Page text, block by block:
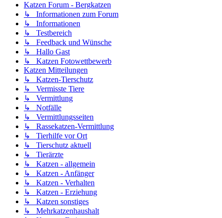
Katzen Forum - Bergkatzen
↳ Informationen zum Forum
↳ Informationen
↳ Testbereich
↳ Feedback und Wünsche
↳ Hallo Gast
↳ Katzen Fotowettbewerb
Katzen Mitteilungen
↳ Katzen-Tierschutz
↳ Vermisste Tiere
↳ Vermittlung
↳ Notfälle
↳ Vermittlungsseiten
↳ Rassekatzen-Vermittlung
↳ Tierhilfe vor Ort
↳ Tierschutz aktuell
↳ Tierärzte
↳ Katzen - allgemein
↳ Katzen - Anfänger
↳ Katzen - Verhalten
↳ Katzen - Erziehung
↳ Katzen sonstiges
↳ Mehrkatzenhaushalt